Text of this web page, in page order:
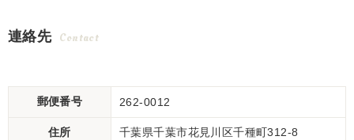
連絡先 Contact
郵便番号 262-0012
住所 千葉県千葉市花見川区千種町312-8